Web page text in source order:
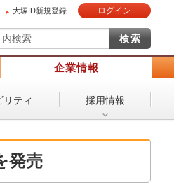
大塚ID新規登録 ログイン
企業情報
リティ 採用情報
発売